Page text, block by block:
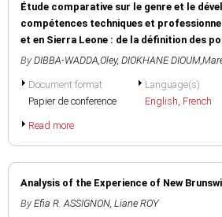
Étude comparative sur le genre et le
compétences techniques et
et en Sierra Leone : de la définition des
By DIBBA-WADDA,Oley, DIOKHANE
Document format
Papier de conference
Language(s)
English, French
Read more
Analysis of the Experience of New
By Efia R. ASSIGNON, Liane ROY